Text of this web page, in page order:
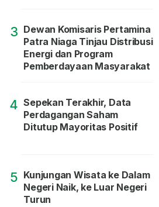
3 Dewan Komisaris Pertamina
Patra Niaga Tinjau Distribusi
Energi dan Program
Pemberdayaan Masyarakat
4 Sepekan Terakhir, Data
Perdagangan Saham
Ditutup Mayoritas Positif
5 Kunjungan Wisata ke Dalam
Negeri Naik, ke Luar Negeri
Turun